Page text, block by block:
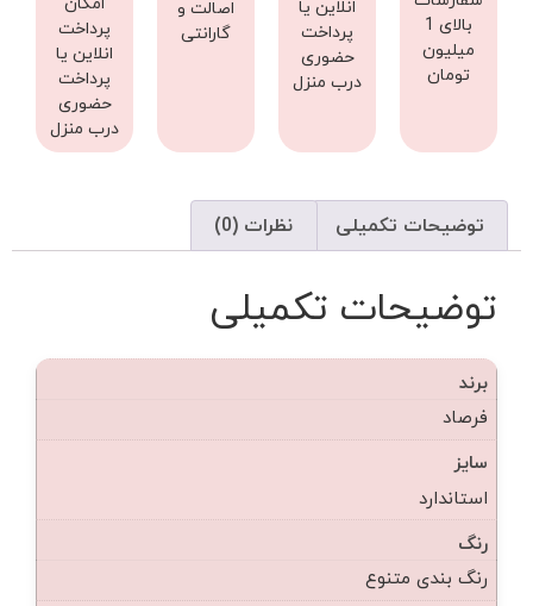
بالای 1
میلیون
تومان
انلاین یا
پرداخت
حضوری
درب منزل
اصالت و
گارانتی
پرداخت
انلاین یا
پرداخت
حضوری
درب منزل
توضیحات تکمیلی نظرات (0)
توضیحات تکمیلی
برند
فرصاد
سایز
استاندارد
رنگ
رنگ بندی متنوع